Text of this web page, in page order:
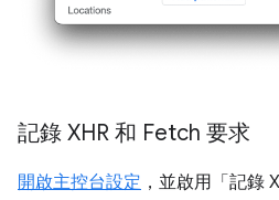
記錄 XHR 和 Fetch 要求
開啟主控台設定 ，並啟用「記錄